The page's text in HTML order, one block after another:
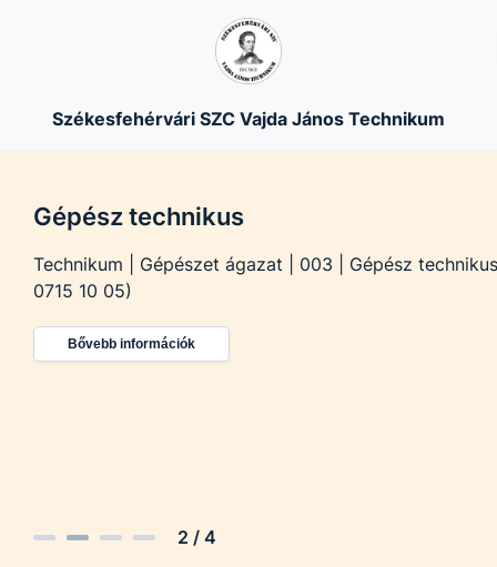
Székesfehérvári SZC Vajda János Technikum
Gépész technikus
Technikum | Gépészet ágazat | 003 | Gépész
0715 10 05)
Bővebb információk
2 / 4